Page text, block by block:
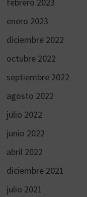
enero 2023
diciembre 2022
octubre 2022
septiembre 2022
agosto 2022
julio 2022
junio 2022
abril 2022
diciembre 2021
julio 2021